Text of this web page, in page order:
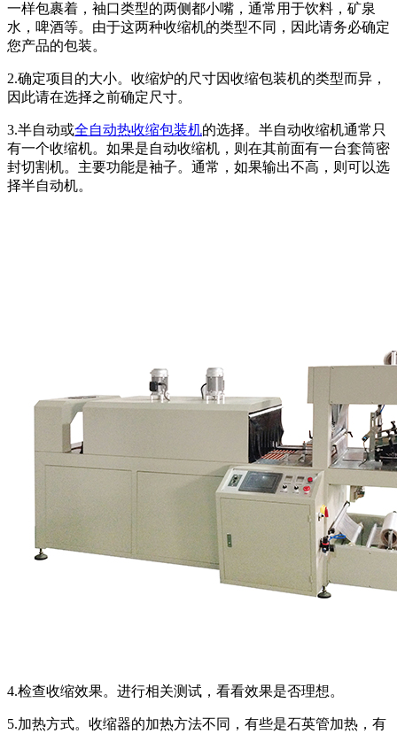
一样包裹着，袖口类型的两侧都小嘴，通常用于饮料，矿泉
水，啤酒等。由于这两种收缩机的类型不同，因此请务必确定
您产品的包装。
2.确定项目的大小。收缩炉的尺寸因收缩包装机的类型而异，
因此请在选择之前确定尺寸。
3.半自动或全自动热收缩包装机的选择。半自动收缩机通常只
有一个收缩机。如果是自动收缩机，则在其前面有一台套筒密
封切割机。主要功能是袖子。通常，如果输出不高，则可以选
择半自动机。
4.检查收缩效果。进行相关测试，看看效果是否理想。
5.加热方式。收缩器的加热方法不同，有些是石英管加热，有